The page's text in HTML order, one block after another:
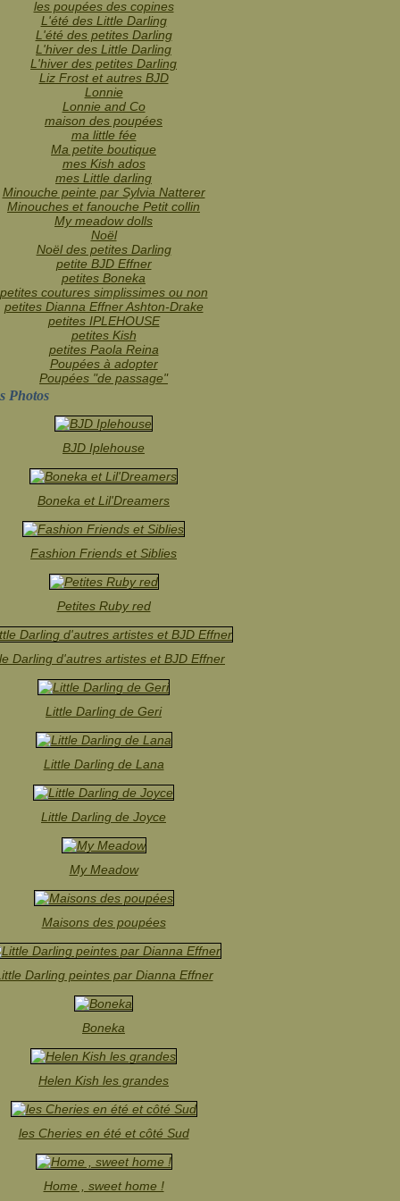
les poupées des copines
L'été des Little Darling
L'été des petites Darling
L'hiver des Little Darling
L'hiver des petites Darling
Liz Frost et autres BJD
Lonnie
Lonnie and Co
maison des poupées
ma little fée
Ma petite boutique
mes Kish ados
mes Little darling
Minouche peinte par Sylvia Natterer
Minouches et fanouche Petit collin
My meadow dolls
Noël
Noël des petites Darling
petite BJD Effner
petites Boneka
petites coutures simplissimes ou non
petites Dianna Effner Ashton-Drake
petites IPLEHOUSE
petites Kish
petites Paola Reina
Poupées à adopter
Poupées "de passage"
Photos
BJD Iplehouse
Boneka et Lil'Dreamers
Fashion Friends et Siblies
Petites Ruby red
Darling d'autres artistes et BJD Effner
Little Darling de Geri
Little Darling de Lana
Little Darling de Joyce
My Meadow
Maisons des poupées
Darling peintes par Dianna Effner
Boneka
Helen Kish les grandes
les Cheries en été et côté Sud
Home , sweet home !